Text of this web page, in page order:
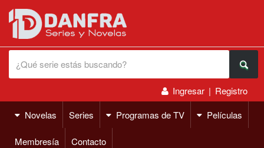
Ingresar | Registro
Novelas
Series Programas de TV Películas
Membresía Contacto